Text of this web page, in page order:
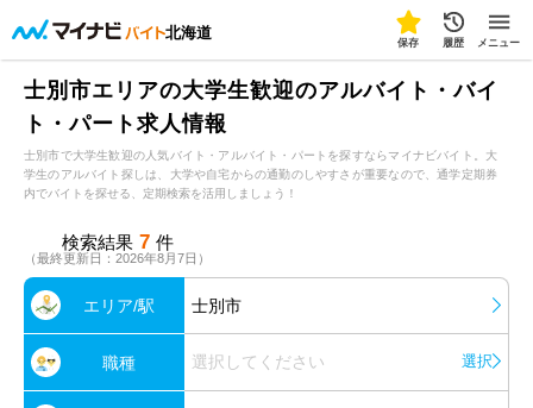
北海道
保存 履歴 メニュー
士別市エリアの大学生歓迎のアルバイト・バイ
ト・パート求人情報
士別市で大学生歓迎の人気バイト・アルバイト・パートを探すならマイナビバイト。大
学生のアルバイト探しは、大学や自宅からの通勤のしやすさが重要なので、通学定期券
内でバイトを探せる、定期検索を活用しましょう！
検索結果 7 件
（最終更新日：2026年8月7日）
エリア/駅 士別市
職種 選択してください 選択